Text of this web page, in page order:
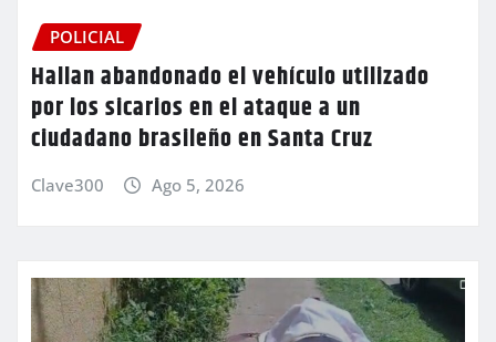
POLICIAL
Hallan abandonado el vehículo utilizado
por los sicarios en el ataque a un
ciudadano brasileño en Santa Cruz
Clave300 Ago 5, 2026